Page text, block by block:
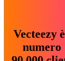
Vecteezy
numero